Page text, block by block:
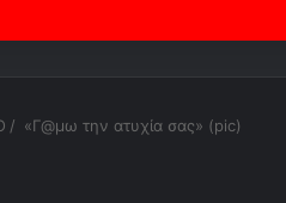
/ «Γ@μω την ατυχία σας» (pic)